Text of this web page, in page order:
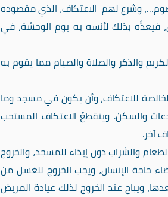
…، وشرع لهم الاعتكاف، الذي مقصوده
فيعدُّه بذلك لأنسه به يوم الوحشة، في
والذكر والصلاة والصيام مما يقوم به
للاعتكاف، وأن يكون في مسجد وما
والسكن. وينقطعُ الاعتكاف المستحب
آخر.
والشراب دون إيذاء للمسجد، والخروج
حاجة الإنسان، ويجب الخروج للغسل من
ويباح عند الخروج لذلك عيادة المريض